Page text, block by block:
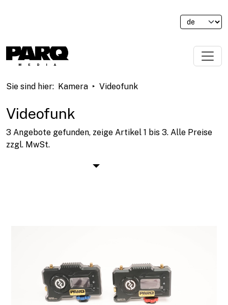
Sie sind hier: Kamera Videofunk
Videofunk
3 Angebote gefunden, zeige Artikel 1 bis 3. Alle Preise
zzgl. MwSt.